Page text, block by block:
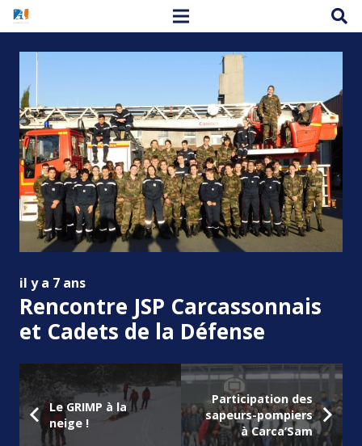
il y a 7 ans
Rencontre JSP Carcassonnais
et Cadets de la Défense
Le GRIMP à la
neige !
Participation des
sapeurs-pompiers
à Carca’Sam